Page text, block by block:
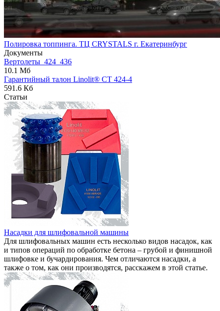
Полировка топпинга. ТЦ CRYSTALS г. Екатеринбург
Документы
Вертолеты_424_436
10.1 Мб
Гарантийный талон Linolit® CT 424-4
591.6 Кб
Статьи
Насадки для шлифовальной машины
Для шлифовальных машин есть несколько видов насадок, как
и типов операций по обработке бетона – грубой и финишной
шлифовке и бучардирования. Чем отличаются насадки, а
также о том, как они производятся, расскажем в этой статье.